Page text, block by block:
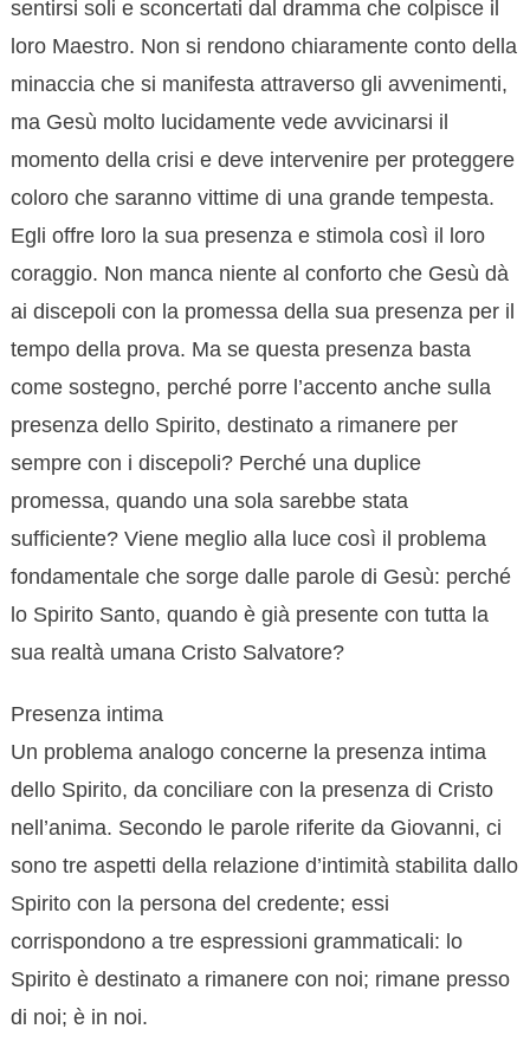
sentirsi soli e sconcertati dal dramma che colpisce il
loro Maestro. Non si rendono chiaramente conto della
minaccia che si manifesta attraverso gli avvenimenti,
ma Gesù molto lucidamente vede avvicinarsi il
momento della crisi e deve intervenire per proteggere
coloro che saranno vittime di una grande tempesta.
Egli offre loro la sua presenza e stimola così il loro
coraggio. Non manca niente al conforto che Gesù dà
ai discepoli con la promessa della sua presenza per il
tempo della prova. Ma se questa presenza basta
come sostegno, perché porre l’accento anche sulla
presenza dello Spirito, destinato a rimanere per
sempre con i discepoli? Perché una duplice
promessa, quando una sola sarebbe stata
sufficiente? Viene meglio alla luce così il problema
fondamentale che sorge dalle parole di Gesù: perché
lo Spirito Santo, quando è già presente con tutta la
sua realtà umana Cristo Salvatore?
Presenza intima
Un problema analogo concerne la presenza intima
dello Spirito, da conciliare con la presenza di Cristo
nell’anima. Secondo le parole riferite da Giovanni, ci
sono tre aspetti della relazione d’intimità stabilita dallo
Spirito con la persona del credente; essi
corrispondono a tre espressioni grammaticali: lo
Spirito è destinato a rimanere con noi; rimane presso
di noi; è in noi.